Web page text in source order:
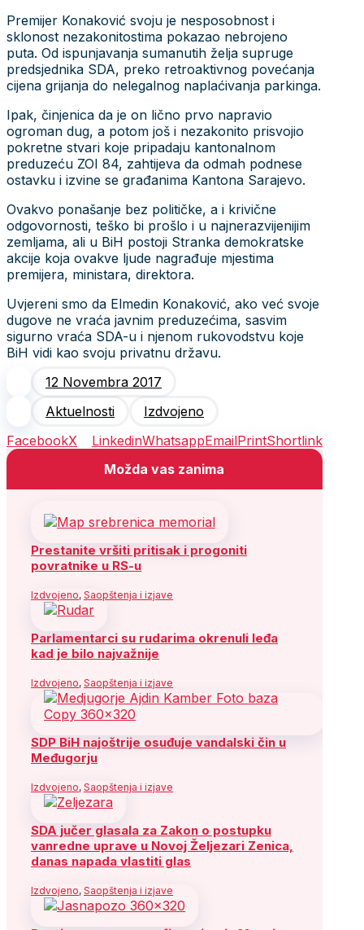
Premijer Konaković svoju je nesposobnost i
sklonost nezakonitostima pokazao nebrojeno
puta. Od ispunjavanja sumanutih želja supruge
predsjednika SDA, preko retroaktivnog povećanja
cijena grijanja do nelegalnog naplaćivanja parkinga.
Ipak, činjenica da je on lično prvo napravio
ogroman dug, a potom još i nezakonito prisvojio
pokretne stvari koje pripadaju kantonalnom
preduzeću ZOI 84, zahtijeva da odmah podnese
ostavku i izvine se građanima Kantona Sarajevo.
Ovakvo ponašanje bez političke, a i krivične
odgovornosti, teško bi prošlo i u najnerazvijenijim
zemljama, ali u BiH postoji Stranka demokratske
akcije koja ovakve ljude nagrađuje mjestima
premijera, ministara, direktora.
Uvjereni smo da Elmedin Konaković, ako već svoje
dugove ne vraća javnim preduzećima, sasvim
sigurno vraća SDA-u i njenom rukovodstvu koje
BiH vidi kao svoju privatnu državu.
12 Novembra 2017
Aktuelnosti
Izdvojeno
FacebookX LinkedinWhatsappEmailPrintShortlink
Možda vas zanima
Prestanite vršiti pritisak i progoniti
povratnike u RS-u
Izdvojeno, Saopštenja i izjave
Parlamentarci su rudarima okrenuli leđa
kad je bilo najvažnije
Izdvojeno, Saopštenja i izjave
SDP BiH najoštrije osuđuje vandalski čin u
Međugorju
Izdvojeno, Saopštenja i izjave
SDA jučer glasala za Zakon o postupku
vanredne uprave u Novoj Željezari Zenica,
danas napada vlastiti glas
Izdvojeno, Saopštenja i izjave